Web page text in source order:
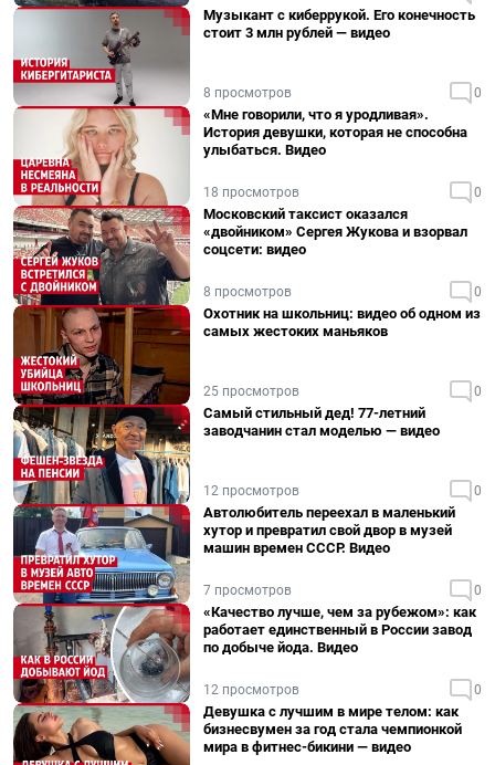
Музыкант с киберрукой. Его конечность
стоит 3 млн рублей — видео
8 просмотров 0
«Мне говорили, что я уродливая».
История девушки, которая не способна
улыбаться. Видео
18 просмотров 0
Московский таксист оказался
«двойником» Сергея Жукова и взорвал
соцсети: видео
8 просмотров 0
Охотник на школьниц: видео об одном из
самых жестоких маньяков
25 просмотров 0
Самый стильный дед! 77-летний
заводчанин стал моделью — видео
12 просмотров 0
Автолюбитель переехал в маленький
хутор и превратил свой двор в музей
машин времен СССР. Видео
7 просмотров 0
«Качество лучше, чем за рубежом»: как
работает единственный в России завод
по добыче йода. Видео
12 просмотров 0
Девушка с лучшим в мире телом: как
бизнесвумен за год стала чемпионкой
мира в фитнес-бикини — видео